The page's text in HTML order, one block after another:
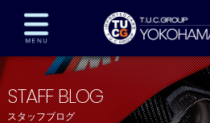
在庫車両情報 保証&サービス
TUCとは？ 店舗情報
STAFF BLOG
スタッフブログ